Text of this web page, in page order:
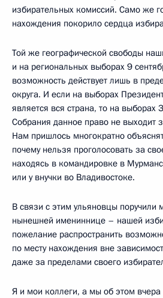
избирательных комиссий. Само же
нахождения покорило сердца
Той же географической свободы
и на региональных выборах 9
возможность действует лишь в
округа. И если на выборах
является вся страна, то на выборах
Собрания данное право не выходит
Нам пришлось многократно
почему нельзя проголосовать за
находясь в командировке в
или у внучки во Владивостоке.
В связи с этим ульяновцы поручили
нынешней имениннице – нашей
пожелание распространить
по месту нахождения вне
даже за пределами своего
Я и мои коллеги, а мы об этом вчера